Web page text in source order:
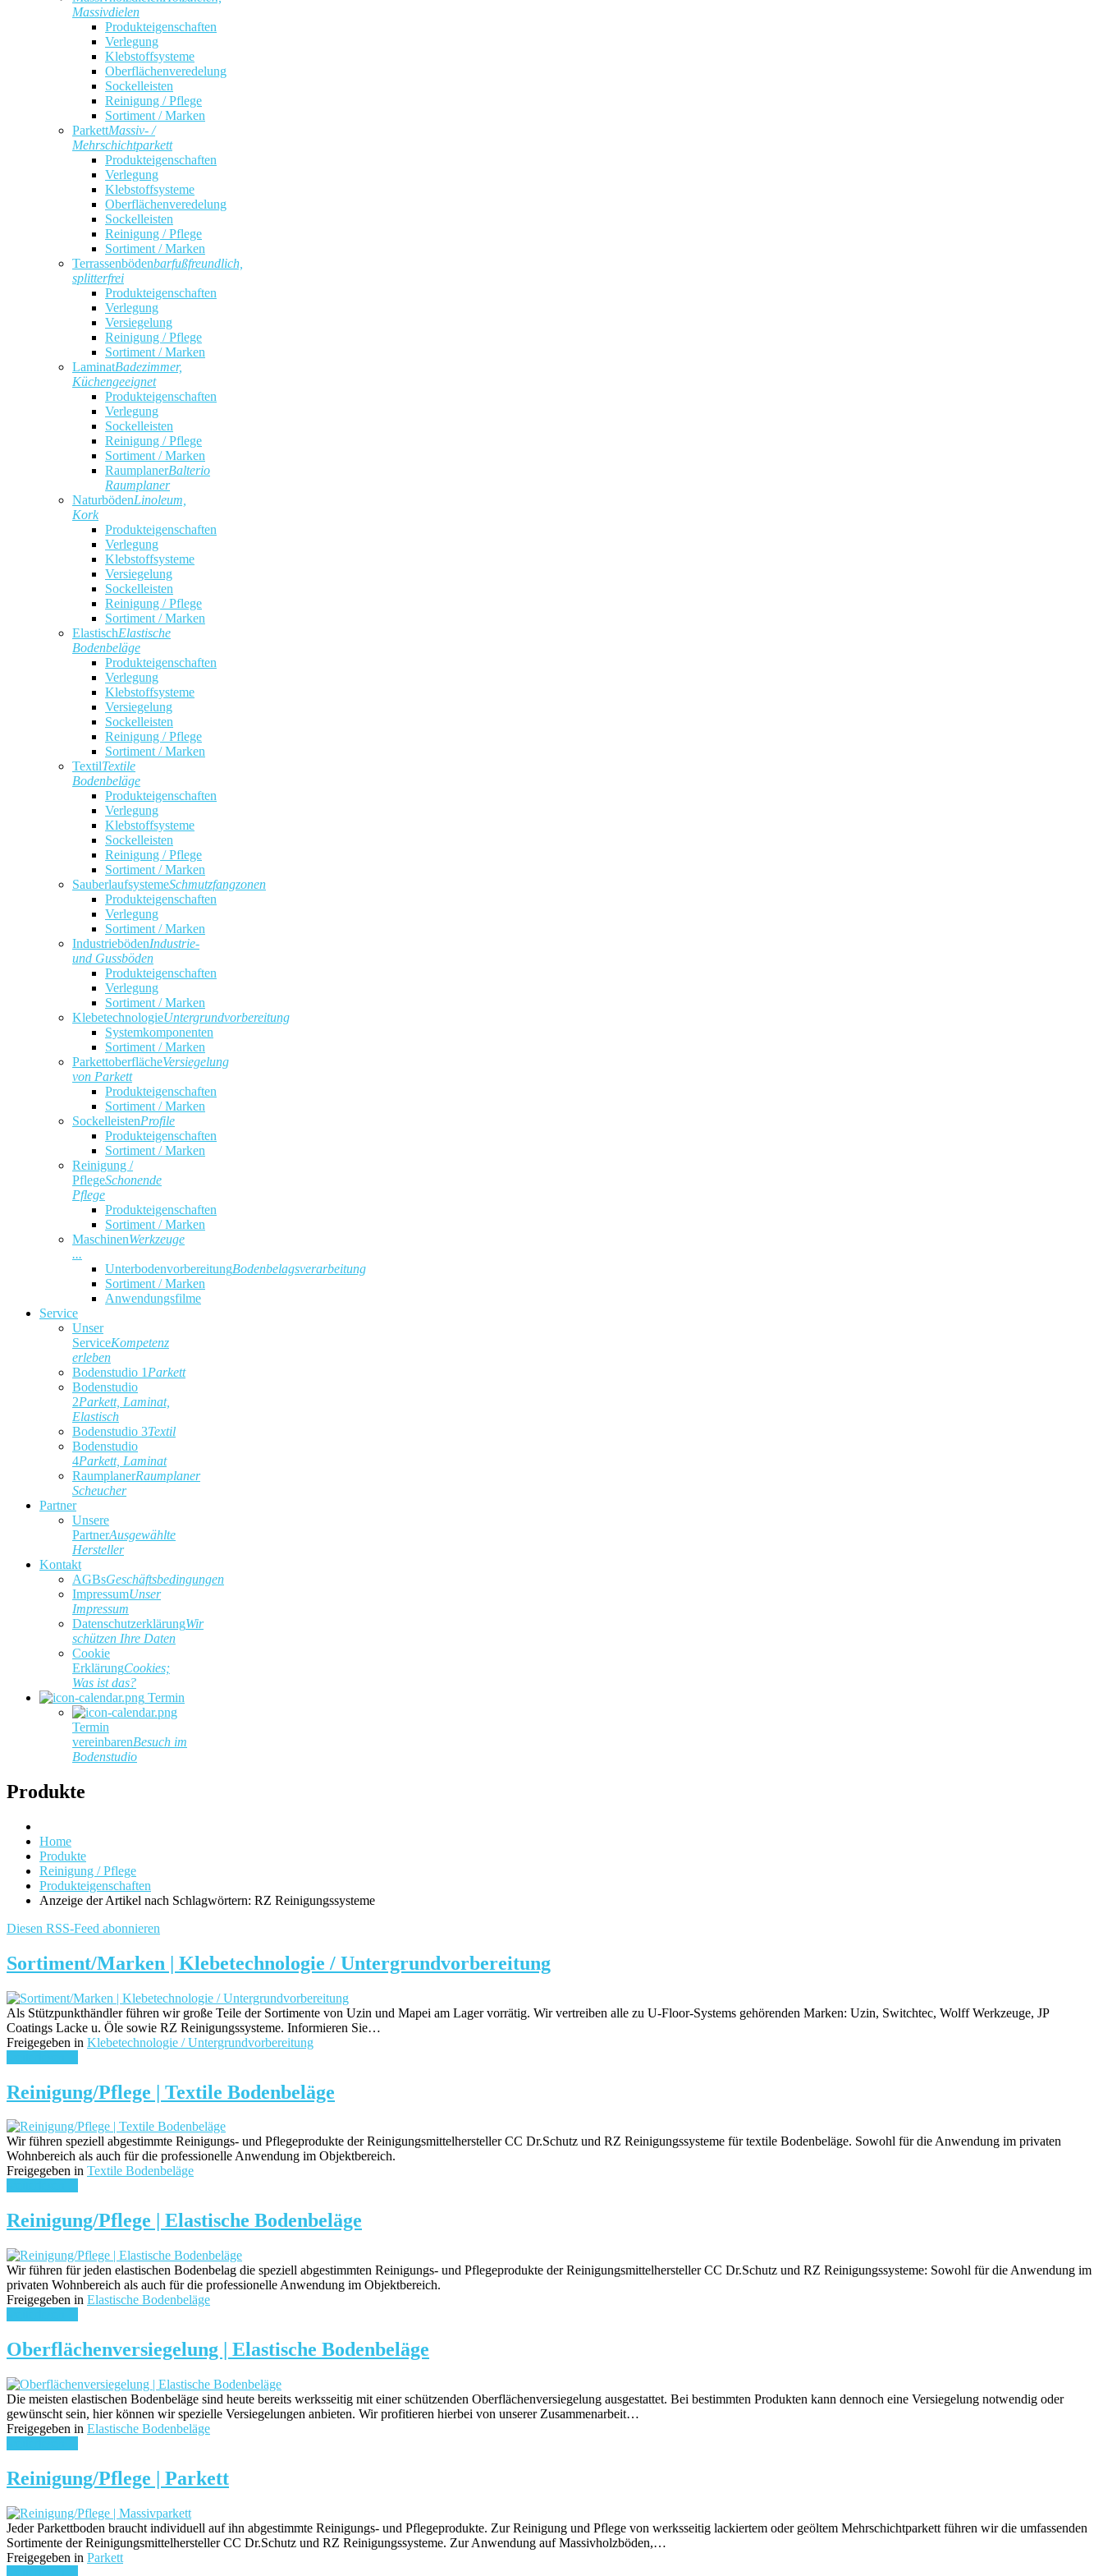
Massivdielen
Produkteigenschaften
Verlegung
Klebstoffsysteme
Oberflächenveredelung
Sockelleisten
Reinigung / Pflege
Sortiment / Marken
ParkettMassiv- /
Mehrschichtparkett
Produkteigenschaften
Verlegung
Klebstoffsysteme
Oberflächenveredelung
Sockelleisten
Reinigung / Pflege
Sortiment / Marken
Terrassenbödenbarfußfreundlich,
splitterfrei
Produkteigenschaften
Verlegung
Versiegelung
Reinigung / Pflege
Sortiment / Marken
LaminatBadezimmer,
Küchengeeignet
Produkteigenschaften
Verlegung
Sockelleisten
Reinigung / Pflege
Sortiment / Marken
RaumplanerBalterio
Raumplaner
NaturbödenLinoleum,
Kork
Produkteigenschaften
Verlegung
Klebstoffsysteme
Versiegelung
Sockelleisten
Reinigung / Pflege
Sortiment / Marken
ElastischElastische
Bodenbeläge
Produkteigenschaften
Verlegung
Klebstoffsysteme
Versiegelung
Sockelleisten
Reinigung / Pflege
Sortiment / Marken
TextilTextile
Bodenbeläge
Produkteigenschaften
Verlegung
Klebstoffsysteme
Sockelleisten
Reinigung / Pflege
Sortiment / Marken
SauberlaufsystemeSchmutzfangzonen
Produkteigenschaften
Verlegung
Sortiment / Marken
IndustriebödenIndustrie-
und Gussböden
Produkteigenschaften
Verlegung
Sortiment / Marken
KlebetechnologieUntergrundvorbereitung
Systemkomponenten
Sortiment / Marken
ParkettoberflächeVersiegelung
von Parkett
Produkteigenschaften
Sortiment / Marken
SockelleistenProfile
Produkteigenschaften
Sortiment / Marken
Reinigung /
PflegeSchonende
Pflege
Produkteigenschaften
Sortiment / Marken
MaschinenWerkzeuge
...
UnterbodenvorbereitungBodenbelagsverarbeitung
Sortiment / Marken
Anwendungsfilme
Service
Unser
ServiceKompetenz
erleben
Bodenstudio 1 Parkett
Bodenstudio
2Parkett, Laminat,
Elastisch
Bodenstudio 3Textil
Bodenstudio
4Parkett, Laminat
RaumplanerRaumplaner
Scheucher
Partner
Unsere
PartnerAusgewählte
Hersteller
Kontakt
AGBsGeschäftsbedingungen
ImpressumUnser
Impressum
DatenschutzerklärungWir
schützen Ihre Daten
Cookie
ErklärungCookies;
Was ist das?
Termin
Termin
vereinbarenBesuch im
Bodenstudio
Produkte
Home
Produkte
Reinigung / Pflege
Produkteigenschaften
Anzeige der Artikel nach Schlagwörtern: RZ Reinigungssysteme
Diesen RSS-Feed abonnieren
Sortiment/Marken | Klebetechnologie / Untergrundvorbereitung
Als Stützpunkthändler führen wir große Teile der Sortimente von Uzin und Mapei am Lager vorrätig. Wir vertreiben alle zu U-Floor-Systems gehörenden Marken: Uzin, Switchtec, Wolff Werkzeuge, JP
Coatings Lacke u. Öle sowie RZ Reinigungssysteme. Informieren Sie…
Freigegeben in Klebetechnologie / Untergrundvorbereitung
Reinigung/Pflege | Textile Bodenbeläge
Wir führen speziell abgestimmte Reinigungs- und Pflegeprodukte der Reinigungsmittelhersteller CC Dr.Schutz und RZ Reinigungssysteme für textile Bodenbeläge. Sowohl für die Anwendung im privaten
Wohnbereich als auch für die professionelle Anwendung im Objektbereich.
Freigegeben in Textile Bodenbeläge
Reinigung/Pflege | Elastische Bodenbeläge
Wir führen für jeden elastischen Bodenbelag die speziell abgestimmten Reinigungs- und Pflegeprodukte der Reinigungsmittelhersteller CC Dr.Schutz und RZ Reinigungssysteme: Sowohl für die Anwendung im
privaten Wohnbereich als auch für die professionelle Anwendung im Objektbereich.
Freigegeben in Elastische Bodenbeläge
Oberflächenversiegelung | Elastische Bodenbeläge
Die meisten elastischen Bodenbeläge sind heute bereits werksseitig mit einer schützenden Oberflächenversiegelung ausgestattet. Bei bestimmten Produkten kann dennoch eine Versiegelung notwendig oder
gewünscht sein, hier können wir spezielle Versiegelungen anbieten. Wir profitieren hierbei von unserer Zusammenarbeit…
Freigegeben in Elastische Bodenbeläge
Reinigung/Pflege | Parkett
Jeder Parkettboden braucht individuell auf ihn abgestimmte Reinigungs- und Pflegeprodukte. Zur Reinigung und Pflege von werksseitig lackiertem oder geöltem Mehrschichtparkett führen wir die umfassenden
Sortimente der Reinigungsmittelhersteller CC Dr.Schutz und RZ Reinigungssysteme. Zur Anwendung auf Massivholzböden,…
Freigegeben in Parkett